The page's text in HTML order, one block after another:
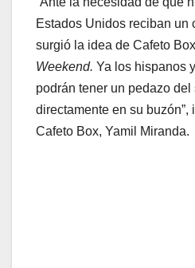
Estados Unidos reciban un
surgió la idea de Cafeto
Weekend. Ya los hispanos
podrán tener un pedazo
directamente en su buzón”,
Cafeto Box, Yamil Miranda.